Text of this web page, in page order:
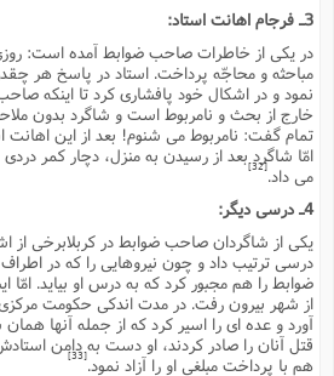
3ـ فرجام اهانت استاد:
در یکى از خاطرات صاحب ضوابط آمده است: روزى
مباحثه و محاجّه پرداخت. استاد در پاسخ هر
نمود و در اشکال خود پافشارى کرد تا اینکه
خارج از بحث و نامربوط است و شاگرد بدون
تمام گفت: نامربوط مى شنوم! بعد از این اهانت
امّا شاگرد بعد از رسیدن به منزل، دچار کمر دردى
مى داد.
4ـ درسى دیگر:
یکى از شاگردان صاحب ضوابط در کربلابرخى از
درسى ترتیب داد و چون نیروهایى را که در
ضوابط را هم مجبور کرد که به درس او بیاید. امّا
از شهر بیرون رفت. در مدت اندکى حکومت مرکزى
آورد و عده اى را اسیر کرد که از جمله آنها
قتل آنان را صادر کردند، او دست به دامن
هم با پرداخت مبلغى او را آزاد نمود.